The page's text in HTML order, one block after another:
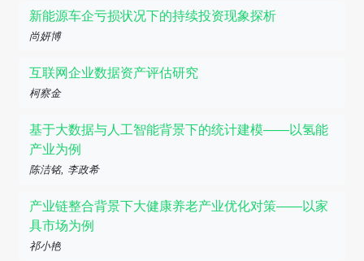
新能源车企亏损状况下的持续投资现象探析
尚妍博
互联网企业数据资产评估研究
柯察金
基于大数据与人工智能背景下的统计建模——以氢能
产业为例
陈洁铭, 李政希
产业链整合背景下大健康养老产业优化对策——以家
具市场为例
祁小艳